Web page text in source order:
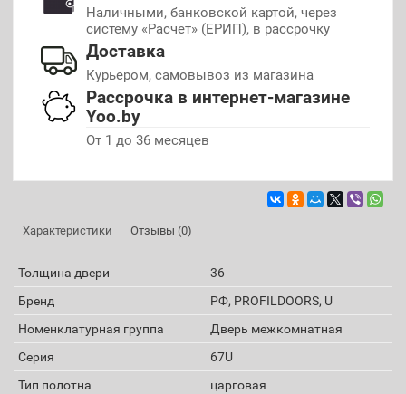
Наличными, банковской картой, через
систему «Расчет» (ЕРИП), в рассрочку
Доставка
Курьером, самовывоз из магазина
Рассрочка в интернет-магазине
Yoo.by
От 1 до 36 месяцев
Характеристики Отзывы (0)
Толщина двери
36
Бренд
РФ, PROFILDOORS, U
Номенклатурная группа
Дверь межкомнатная
Серия
67U
Тип полотна
царговая